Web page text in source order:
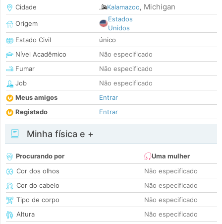
Cidade
Kalamazoo, Michigan
Origem
Estados
Unidos
Estado Civil
único
Nível Acadêmico
Não especificado
Fumar
Não especificado
Job
Não especificado
Meus amigos
Entrar
Registado
Entrar
Minha física e +
Procurando por
Uma mulher
Cor dos olhos
Não especificado
Cor do cabelo
Não especificado
Tipo de corpo
Não especificado
Altura
Não especificado